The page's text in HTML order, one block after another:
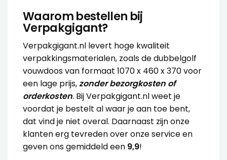
Waarom bestellen bij
Verpakgigant?
Verpakgigant.nl levert hoge kwaliteit
verpakkingsmaterialen, zoals de dubbelgolf
vouwdoos van formaat 1070 x 460 x 370 voor
een lage prijs,zonder bezorgkosten of
orderkosten. Bij Verpakgigant.nl weet je
voordat je bestelt al waar je aan toe bent,
dat vind je niet overal. Daarnaast zijn onze
klanten erg tevreden over onze service en
geven ons gemiddeld een 9,9!